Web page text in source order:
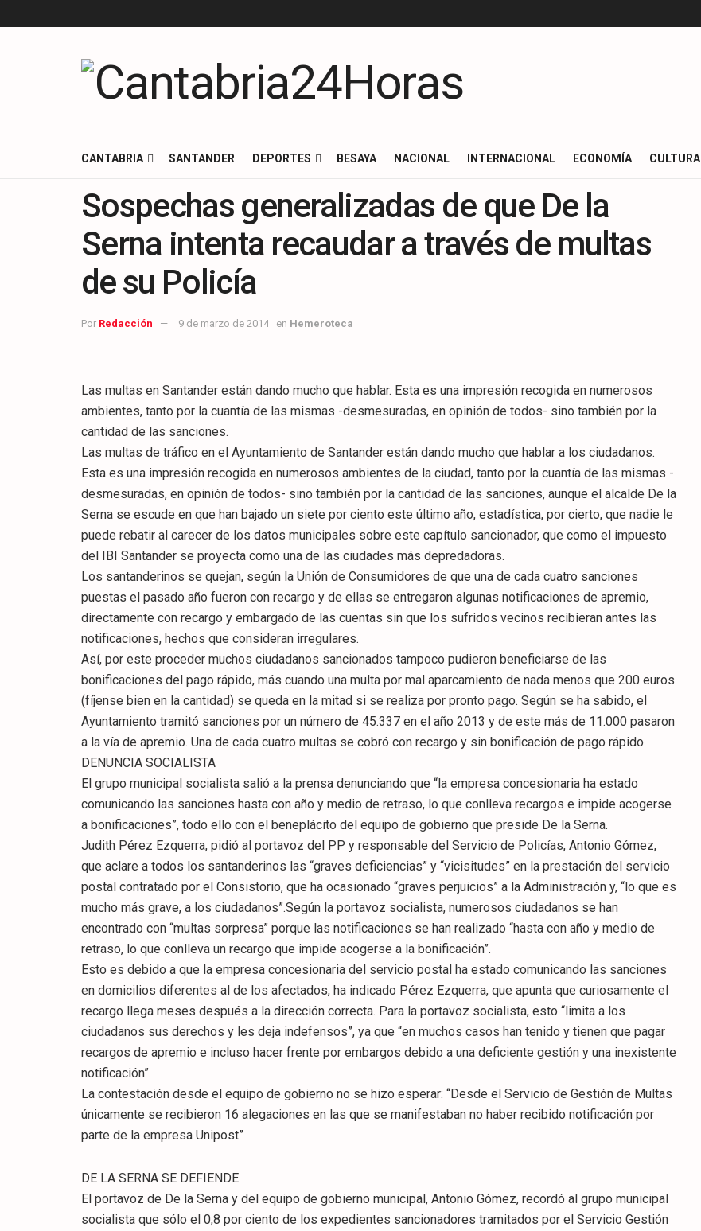
CANTABRIA SANTANDER DEPORTES BESAYA NACIONAL INTERNACIONAL ECONOMÍA CULTURA
Sospechas generalizadas de que De la
Serna intenta recaudar a través de multas
de su Policía
Por Redacción 9 de marzo de 2014 en Hemeroteca
Las multas en Santander están dando mucho que hablar. Esta es una impresión recogida en numerosos
ambientes, tanto por la cuantía de las mismas -desmesuradas, en opinión de todos- sino también por la
cantidad de las sanciones.
Las multas de tráfico en el Ayuntamiento de Santander están dando mucho que hablar a los ciudadanos.
Esta es una impresión recogida en numerosos ambientes de la ciudad, tanto por la cuantía de las mismas -
desmesuradas, en opinión de todos- sino también por la cantidad de las sanciones, aunque el alcalde De la
Serna se escude en que han bajado un siete por ciento este último año, estadística, por cierto, que nadie le
puede rebatir al carecer de los datos municipales sobre este capítulo sancionador, que como el impuesto
del IBI Santander se proyecta como una de las ciudades más depredadoras.
Los santanderinos se quejan, según la Unión de Consumidores de que una de cada cuatro sanciones
puestas el pasado año fueron con recargo y de ellas se entregaron algunas notificaciones de apremio,
directamente con recargo y embargado de las cuentas sin que los sufridos vecinos recibieran antes las
notificaciones, hechos que consideran irregulares.
Así, por este proceder muchos ciudadanos sancionados tampoco pudieron beneficiarse de las
bonificaciones del pago rápido, más cuando una multa por mal aparcamiento de nada menos que 200 euros
(fíjense bien en la cantidad) se queda en la mitad si se realiza por pronto pago. Según se ha sabido, el
Ayuntamiento tramitó sanciones por un número de 45.337 en el año 2013 y de este más de 11.000 pasaron
a la vía de apremio. Una de cada cuatro multas se cobró con recargo y sin bonificación de pago rápido
DENUNCIA SOCIALISTA
El grupo municipal socialista salió a la prensa denunciando que “la empresa concesionaria ha estado
comunicando las sanciones hasta con año y medio de retraso, lo que conlleva recargos e impide acogerse
a bonificaciones”, todo ello con el beneplácito del equipo de gobierno que preside De la Serna.
Judith Pérez Ezquerra, pidió al portavoz del PP y responsable del Servicio de Policías, Antonio Gómez,
que aclare a todos los santanderinos las “graves deficiencias” y “vicisitudes” en la prestación del servicio
postal contratado por el Consistorio, que ha ocasionado “graves perjuicios” a la Administración y, “lo que es
mucho más grave, a los ciudadanos”.Según la portavoz socialista, numerosos ciudadanos se han
encontrado con “multas sorpresa” porque las notificaciones se han realizado “hasta con año y medio de
retraso, lo que conlleva un recargo que impide acogerse a la bonificación”.
Esto es debido a que la empresa concesionaria del servicio postal ha estado comunicando las sanciones
en domicilios diferentes al de los afectados, ha indicado Pérez Ezquerra, que apunta que curiosamente el
recargo llega meses después a la dirección correcta. Para la portavoz socialista, esto “limita a los
ciudadanos sus derechos y les deja indefensos”, ya que “en muchos casos han tenido y tienen que pagar
recargos de apremio e incluso hacer frente por embargos debido a una deficiente gestión y una inexistente
notificación”.
La contestación desde el equipo de gobierno no se hizo esperar: “Desde el Servicio de Gestión de Multas
únicamente se recibieron 16 alegaciones en las que se manifestaban no haber recibido notificación por
parte de la empresa Unipost”
DE LA SERNA SE DEFIENDE
El portavoz de De la Serna y del equipo de gobierno municipal, Antonio Gómez, recordó al grupo municipal
socialista que sólo el 0,8 por ciento de los expedientes sancionadores tramitados por el Servicio Gestión